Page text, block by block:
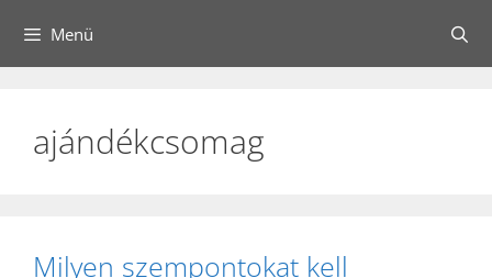
Menü
ajándékcsomag
Milyen szempontokat kell